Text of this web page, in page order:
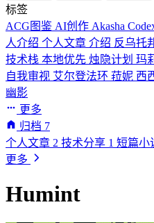
标签
ACG图鉴 AI创作 Akasha
人介绍 个人文章 介绍 反乌托
技术栈 本地优先 烛隐计划 玛
自我审视 艾尔登法环 菈妮 西
幽影
更多
归档 7
个人文章 2 技术分享 1 短篇小
更多
Humint